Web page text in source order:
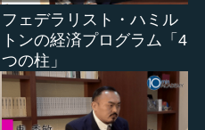
フェデラリスト・ハミル
トンの経済プログラム「4
つの柱」